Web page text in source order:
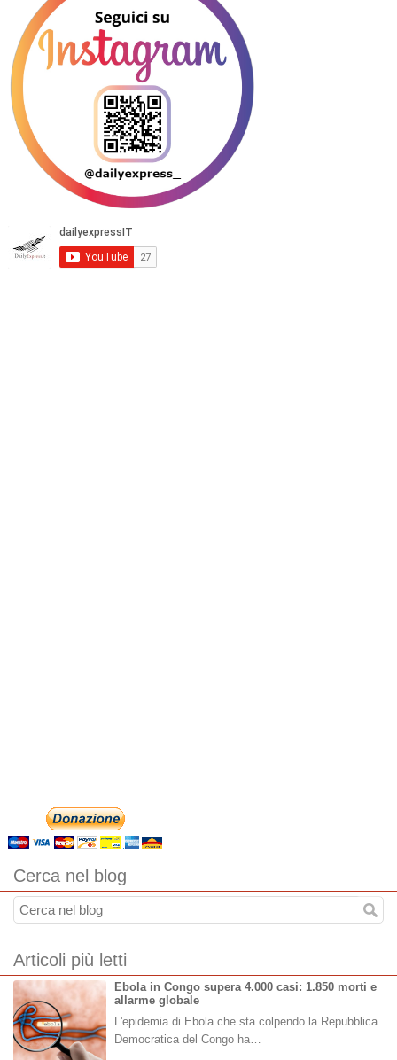
Cerca nel blog
Articoli più letti
Ebola in Congo supera 4.000 casi: 1.850 morti e
allarme globale
L'epidemia di Ebola che sta colpendo la Repubblica
Democratica del Congo ha…